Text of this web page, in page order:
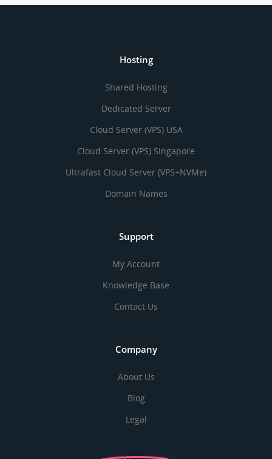
Hosting
Shared Hosting
Dedicated Server
Cloud Server (VPS) USA
Cloud Server (VPS) Singapore
Ultrafast Cloud Server (VPS+NVMe)
Domain Names
Support
My Account
Knowledge Base
Contact Us
Company
About Us
Blog
Legal